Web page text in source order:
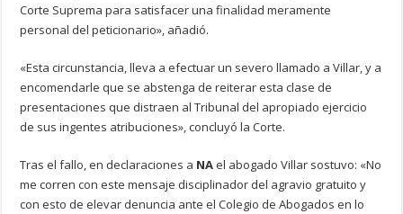
Corte Suprema para satisfacer una finalidad meramente
personal del peticionario», añadió.
«Esta circunstancia, lleva a efectuar un severo llamado a Villar, y a
encomendarle que se abstenga de reiterar esta clase de
presentaciones que distraen al Tribunal del apropiado ejercicio
de sus ingentes atribuciones», concluyó la Corte.
Tras el fallo, en declaraciones a NAel abogado Villar sostuvo: «No
me corren con este mensaje disciplinador del agravio gratuito y
con esto de elevar denuncia ante el Colegio de Abogados en lo